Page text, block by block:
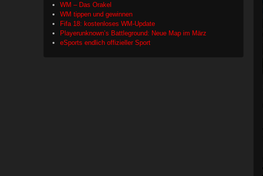
WM – Das Orakel
WM tippen und gewinnen
Fifa 18: kostenloses WM-Update
Playerunknown’s Battleground: Neue Map im März
eSports endlich offizieller Sport